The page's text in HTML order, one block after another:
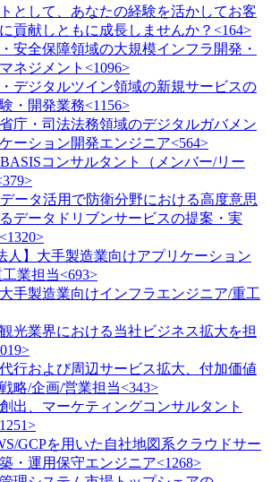
として、あなたの経験を活かしてお客
貢献しともに成長しませんか？<164>
安全保障領域の大規模インフラ開発・
ネジメント<1096>
・デジタルツイン領域の新規サービスの
・開発業務<1156>
省庁・司法法務領域のデジタルガバメン
ーション開発エンジニア<564>
BASISコンサルタント（メンバー/リー
ータ活用で防衛分野における高度意思
データドリブンサービスの提案・実
人】大手製造業向けアプリケーション
業担当<693>
大手製造業向けインフラエンジニア/重工
観光業界における当社ビジネス拡大を担
代行および周辺サービス拡大、付加価値
略/企画/営業担当<343>
出、マーケティングコンサルタント
GCPを用いた自社地図系クラウドサー
・運用保守エンジニア<1268>